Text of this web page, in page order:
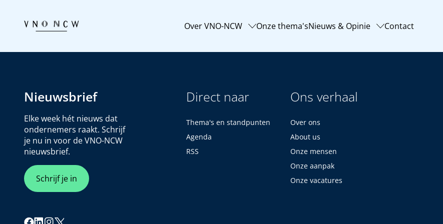
Over VNO-NCW Onze thema'sNieuws & Opinie Contact
Nieuwsbrief
Elke week hét nieuws dat
ondernemers raakt. Schrijf
je nu in voor de VNO-NCW
nieuwsbrief.
Schrijf je in
Direct naar
Thema's en standpunten
Agenda
RSS
Ons verhaal
Over ons
About us
Onze mensen
Onze aanpak
Onze vacatures